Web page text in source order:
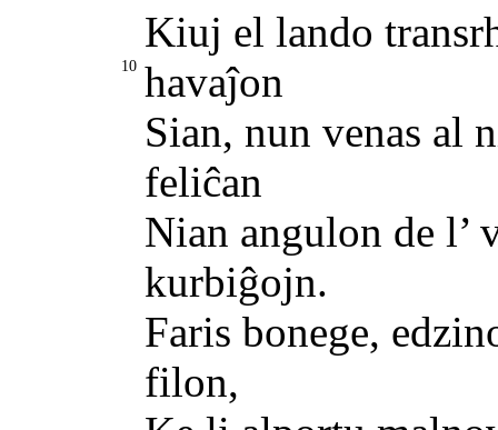
Kiuj el lando
havaĵon
10
Sian, nun venas al
feliĉan
Nian angulon de l’
kurbiĝojn.
Faris bonege,
filon,